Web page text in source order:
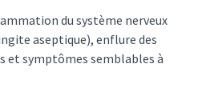
du système nerveux
aseptique), enflure des
et symptômes semblables à